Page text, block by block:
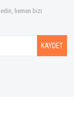
hemen bizi
KAYDET